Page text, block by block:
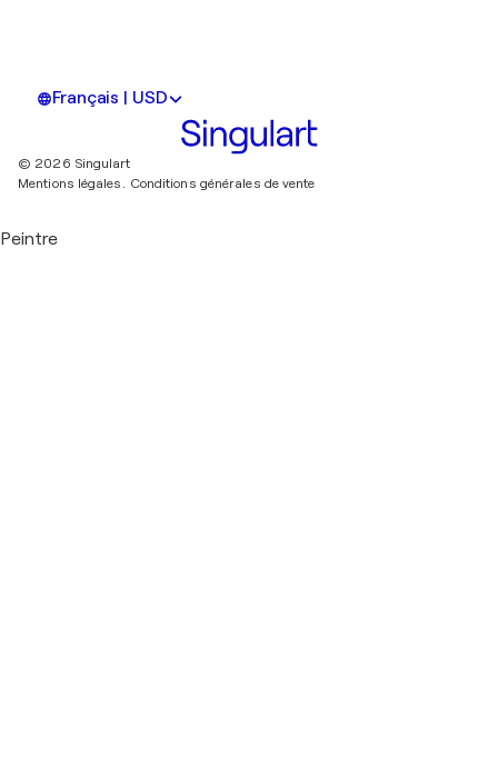
Français | USD
© 2026 Singulart
Mentions légales. Conditions générales de vente
Peintre